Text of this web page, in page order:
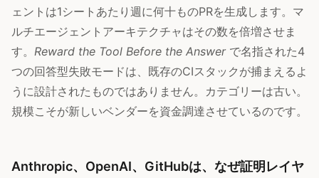
ェントは1シートあたり週に何十ものPRを生成します。マ
ルチエージェントアーキテクチャはその数を倍増させま
す。 Reward the Tool Before the Answerで名指された4
つの回答型失敗モードは、既存のCIスタックが捕まえるよ
うに設計されたものではありません。カテゴリーは古い。
規模こそが新しいベンダーを資金調達させているのです。
Anthropic、OpenAI、GitHubは、なぜ証明レイヤ